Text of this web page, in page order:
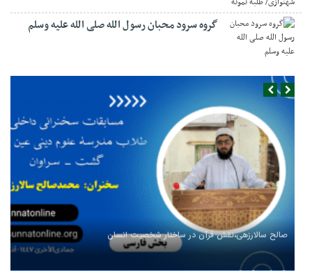
گروه سرود محبان رسول الله صلی الله علیه وسلم
صالح سالارزهی،‌نقش قرآن در ساختار شخصیت انسان